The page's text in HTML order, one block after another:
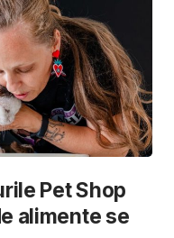
Pet Shop
alimente se